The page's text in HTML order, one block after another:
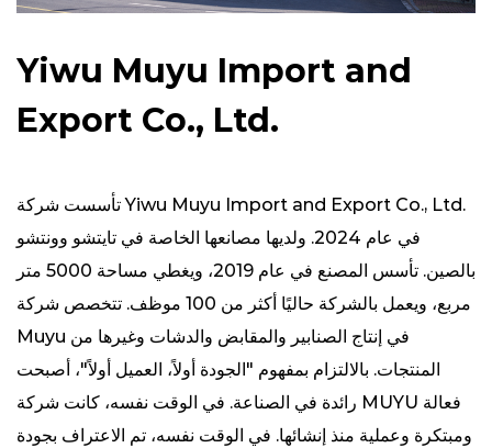
Yiwu Muyu Import and
Export Co., Ltd.
تأسست شركة Yiwu Muyu Import and Export Co., Ltd.
في عام 2024. ولديها مصانعها الخاصة في تايتشو وونتشو
بالصين. تأسس المصنع في عام 2019، ويغطي مساحة 5000 متر
مربع، ويعمل بالشركة حاليًا أكثر من 100 موظف. تتخصص شركة
Muyu في إنتاج الصنابير والمقابض والدشات وغيرها من
المنتجات. بالالتزام بمفهوم "الجودة أولاً، العميل أولاً"، أصبحت
رائدة في الصناعة. في الوقت نفسه، كانت شركة MUYU فعالة
ومبتكرة وعملية منذ إنشائها. في الوقت نفسه، تم الاعتراف بجودة